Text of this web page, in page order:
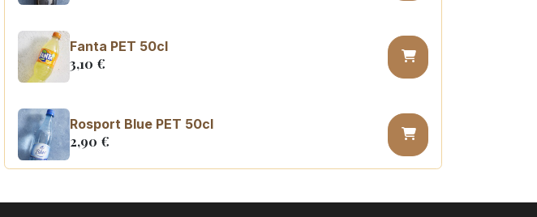
Fanta PET 50cl
3,10 €
Rosport Blue PET 50cl
2,90 €